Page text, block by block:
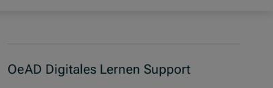
OeAD Digitales Lernen Support